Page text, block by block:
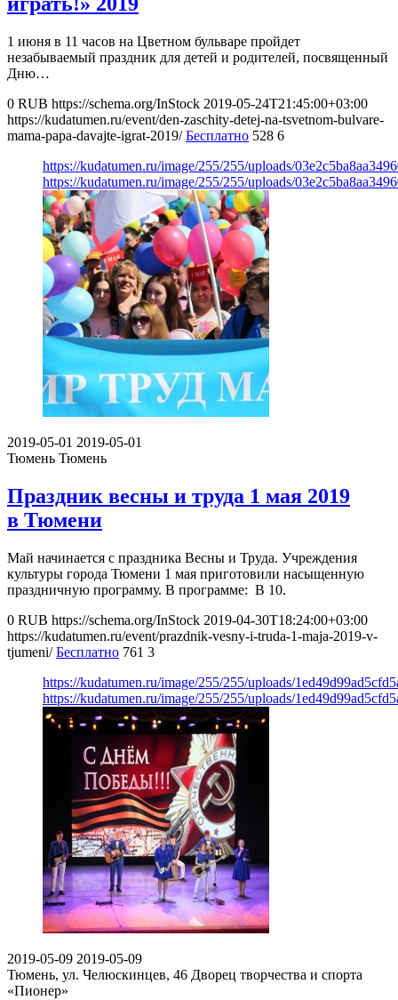
1 июня в 11 часов на Цветном бульваре пройдет
незабываемый праздник для детей и родителей, посвященный
Дню…
0 RUB https://schema.org/InStock 2019-05-24T21:45:00+03:00
https://kudatumen.ru/event/den-zaschity-detej-na-tsvetnom-bulvare-
mama-papa-davajte-igrat-2019/ Бесплатно 528 6
https://kudatumen.ru/image/255/255/uploads/
https://kudatumen.ru/image/255/255/uploads/
2019-05-01 2019-05-01
Тюмень Тюмень
Праздник весны и труда 1 мая 2019
в Тюмени
Май начинается с праздника Весны и Труда. Учреждения
культуры города Тюмени 1 мая приготовили насыщенную
праздничную программу. В программе: В 10.
0 RUB https://schema.org/InStock 2019-04-30T18:24:00+03:00
https://kudatumen.ru/event/prazdnik-vesny-i-truda-1-maja-2019-v-
tjumeni/ Бесплатно 761 3
https://kudatumen.ru/image/255/255/uploads/
https://kudatumen.ru/image/255/255/uploads/
2019-05-09 2019-05-09
Тюмень, ул. Челюскинцев, 46 Дворец творчества и спорта
«Пионер»